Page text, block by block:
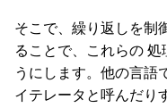
そこで、繰り返しを制
ることで、これらの
うにします。他の言語
イテレータと呼んだり